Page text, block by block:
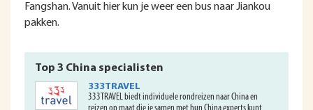
Fangshan. Vanuit hier kun je weer een bus naar Jiankou
pakken.
Top 3 China specialisten
333TRAVEL
333TRAVEL biedt individuele rondreizen naar China en